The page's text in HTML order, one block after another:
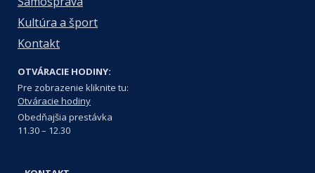
Kultúra a šport
Kontakt
OTVÁRACIE HODINY:
Pre zobrazenie kliknite tu:
Otváracie hodiny
Obedňajšia prestávka
11.30 – 12.30